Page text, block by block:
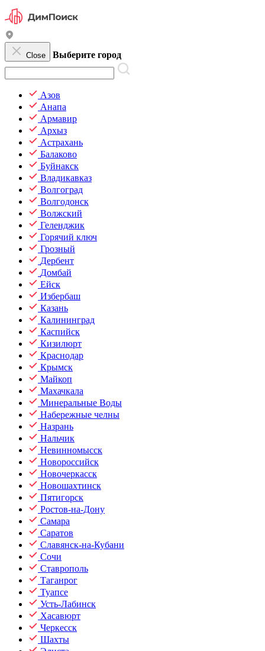
Close Выберите город
Азов
Анапа
Армавир
Архыз
Астрахань
Балаково
Буйнакск
Владикавказ
Волгоград
Волгодонск
Волжский
Геленджик
Горячий ключ
Грозный
Дербент
Домбай
Ейск
Избербаш
Казань
Калининград
Каспийск
Кизилюрт
Краснодар
Крымск
Майкоп
Махачкала
Минеральные Воды
Набережные челны
Назрань
Нальчик
Невинномысск
Новороссийск
Новочеркасск
Новошахтинск
Пятигорск
Ростов-на-Дону
Самара
Саратов
Славянск-на-Кубани
Сочи
Ставрополь
Таганрог
Туапсе
Усть-Лабинск
Хасавюрт
Черкесск
Шахты